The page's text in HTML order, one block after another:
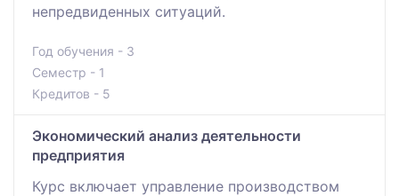
непредвиденных ситуаций.
Год обучения - 3
Семестр - 1
Кредитов - 5
Экономический анализ деятельности
предприятия
Курс включает управление производством